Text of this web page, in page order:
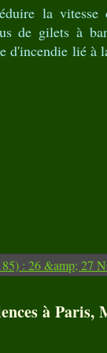
la
de gilets à
lié à
à Paris,